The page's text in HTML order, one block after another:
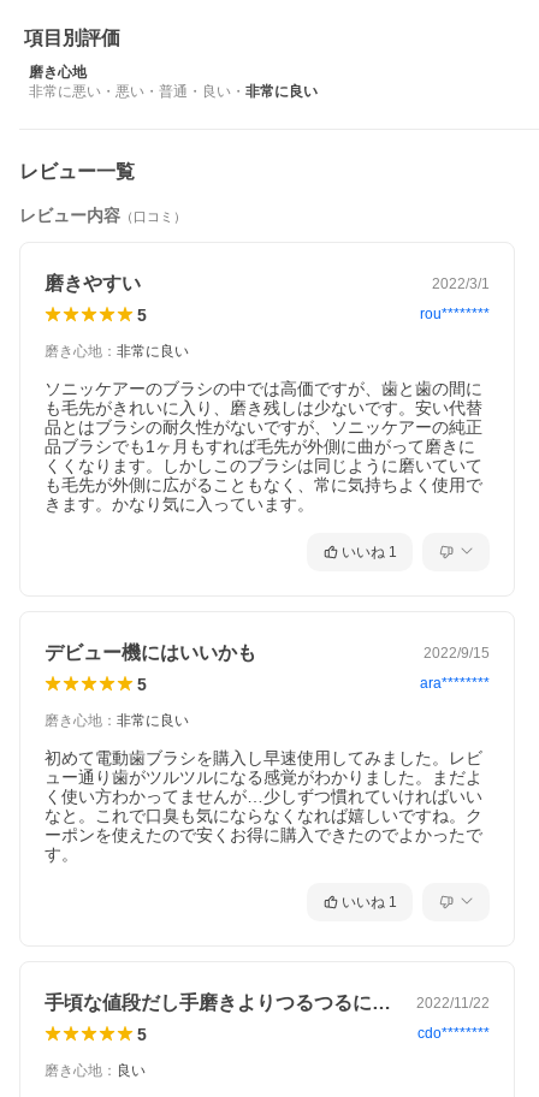
項目別評価
磨き心地
非常に悪い ・ 悪い ・ 普通 ・ 良い ・ 非常に良い
レビュー一覧
レビュー内容 （口コミ）
磨きやすい 2022/3/1
5 rou********
磨き心地 ： 非常に良い
ソニッケアーのブラシの中では高価ですが、歯と歯の間に
も毛先がきれいに入り、磨き残しは少ないです。安い代替
品とはブラシの耐久性がないですが、ソニッケアーの純正
品ブラシでも1ヶ月もすれば毛先が外側に曲がって磨きに
くくなります。しかしこのブラシは同じように磨いていて
も毛先が外側に広がることもなく、常に気持ちよく使用で
きます。かなり気に入っています。
いいね 1
デビュー機にはいいかも 2022/9/15
5 ara********
磨き心地 ： 非常に良い
初めて電動歯ブラシを購入し早速使用してみました。レビ
ュー通り歯がツルツルになる感覚がわかりました。まだよ
く使い方わかってませんが…少しずつ慣れていければいい
なと。これで口臭も気にならなくなれば嬉しいですね。ク
ーポンを使えたので安くお得に購入できたのでよかったで
す。
いいね 1
手頃な値段だし手磨きよりつるつるになる… 2022/11/22
5 cdo********
磨き心地 ： 良い